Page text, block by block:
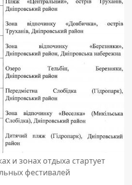
и зонах отдыха стартует
фестивалей